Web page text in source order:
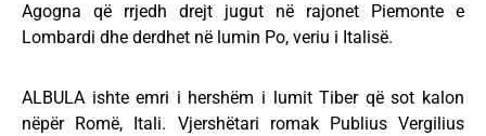
Agogna që rrjedh drejt jugut në rajonet Piemonte e
Lombardi dhe derdhet në lumin Po, veriu i Italisë.
ALBULA ishte emri i hershëm i lumit Tiber që sot kalon
nëpër Romë, Itali. Vjershëtari romak Publius Vergilius